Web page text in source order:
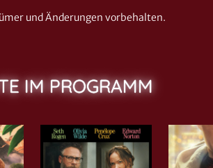
und Änderungen vorbehalten.
IM PROGRAMM